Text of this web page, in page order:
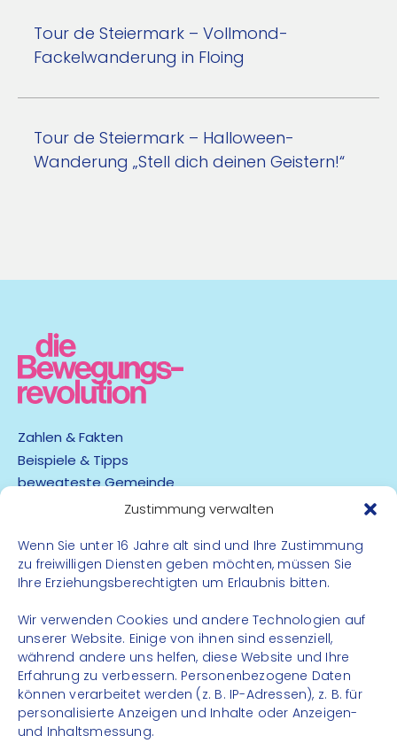
Zustimmung verwalten
Wenn Sie unter 16 Jahre alt sind und Ihre Zustimmung
zu freiwilligen Diensten geben möchten, müssen Sie
Ihre Erziehungsberechtigten um Erlaubnis bitten.
Wir verwenden Cookies und andere Technologien auf
unserer Website. Einige von ihnen sind essenziell,
während andere uns helfen, diese Website und Ihre
Erfahrung zu verbessern. Personenbezogene Daten
können verarbeitet werden (z. B. IP-Adressen), z. B. für
personalisierte Anzeigen und Inhalte oder Anzeigen-
und Inhaltsmessung.
Tour de Steiermark – Vollmond-
Fackelwanderung in Floing
Tour de Steiermark – Halloween-
Wanderung „Stell dich deinen Geistern!“
Zahlen & Fakten
Beispiele & Tipps
bewegteste Gemeinde
Barrierefreiheit
Datenschutz
Impressum
Kontakt
FOLGE UNS
Instagram
Facebook